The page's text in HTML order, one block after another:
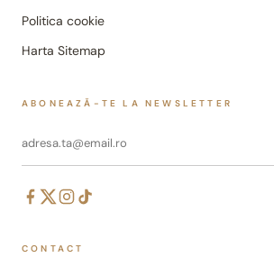
Politica cookie
Harta Sitemap
ABONEAZĂ-TE LA NEWSLETTER
CONTACT